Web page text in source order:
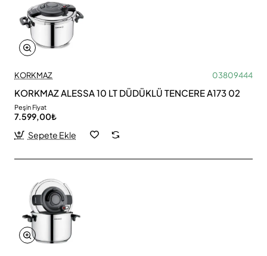
KORKMAZ 03809444
KORKMAZ ALESSA 10 LT DÜDÜKLÜ TENCERE A173 02
Peşin Fiyat
7.599,00₺
Sepete Ekle